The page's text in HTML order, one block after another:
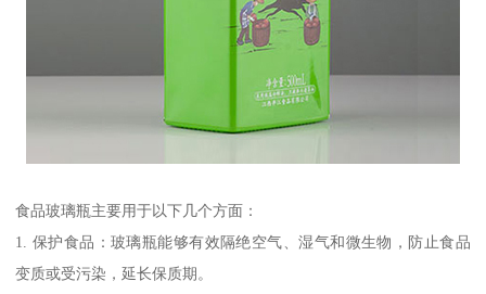
食品玻璃瓶主要用于以下几个方面：
1. 保护食品：玻璃瓶能够有效隔绝空气、湿气和微生物，防止食品
变质或受污染，延长保质期。